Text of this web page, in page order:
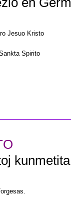
Jesuo Kristo
Spirito